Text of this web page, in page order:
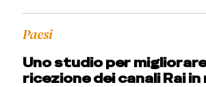
Paesi
Uno studio per
ricezione dei canali Rai